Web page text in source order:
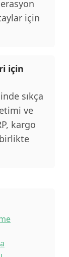
için
için
sıkça
ve
kargo